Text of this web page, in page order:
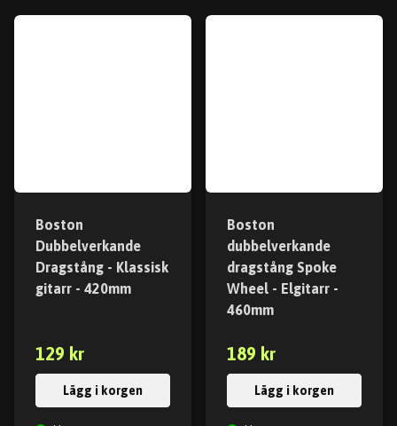
Boston
Dubbelverkande
Dragstång - Klassisk
gitarr - 420mm
129 kr
Lägg i korgen
Boston
dubbelverkande
dragstång Spoke
Wheel - Elgitarr -
460mm
189 kr
Lägg i korgen